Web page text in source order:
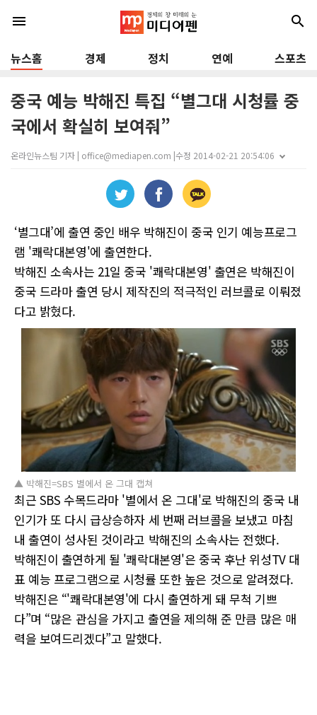
menu search
뉴스홈 경제 정치 연예 스포츠
중국 예능 박해진 특집 “별그대 시청률 중
국에서 확실히 보여줘”
온라인뉴스팀 기자 | office@mediapen.com |수정 2014-02-21 20:54:06
‘별그대’에 출연 중인 배우 박해진이 중국 인기 예능프로그
램 '쾌락대본영'에 출연한다.
박해진 소속사는 21일 중국 '쾌락대본영' 출연은 박해진이
중국 드라마 출연 당시 제작진의 적극적인 러브콜로 이뤄졌
다고 밝혔다.
▲ 박해진=SBS 별에서 온 그대 캡쳐
최근 SBS 수목드라마 '별에서 온 그대'로 박해진의 중국 내
인기가 또 다시 급상승하자 세 번째 러브콜을 보냈고 마침
내 출연이 성사된 것이라고 박해진의 소속사는 전했다.
박해진이 출연하게 될 '쾌락대본영'은 중국 후난 위성TV 대
표 예능 프로그램으로 시청률 또한 높은 것으로 알려졌다.
박해진은 “'쾌락대본영'에 다시 출연하게 돼 무척 기쁘
다”며 “많은 관심을 가지고 출연을 제의해 준 만큼 많은 매
력을 보여드리겠다”고 말했다.